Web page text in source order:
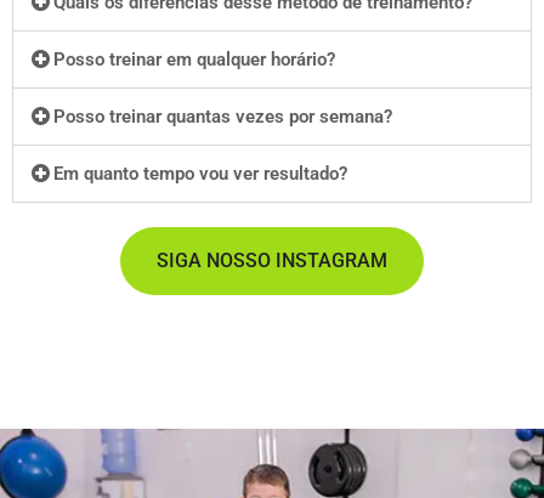
Posso treinar em qualquer horário?
Posso treinar quantas vezes por semana?
Em quanto tempo vou ver resultado?
SIGA NOSSO INSTAGRAM